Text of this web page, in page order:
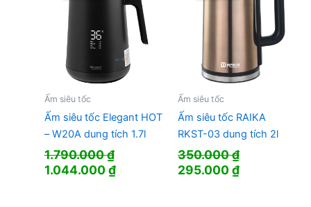
Ấm siêu tốc
Ấm siêu tốc Elegant HOT
– W20A dung tích 1.7l
1.790.000₫
Giá
1.044.000₫Giá
Ấm siêu tốc
Ấm siêu tốc RAIKA
RKST-03 dung tích 2l
350.000₫
Giá
295.000₫Giá